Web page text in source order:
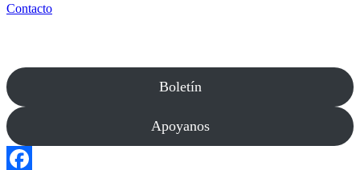
Contacto
Boletín
Apoyanos